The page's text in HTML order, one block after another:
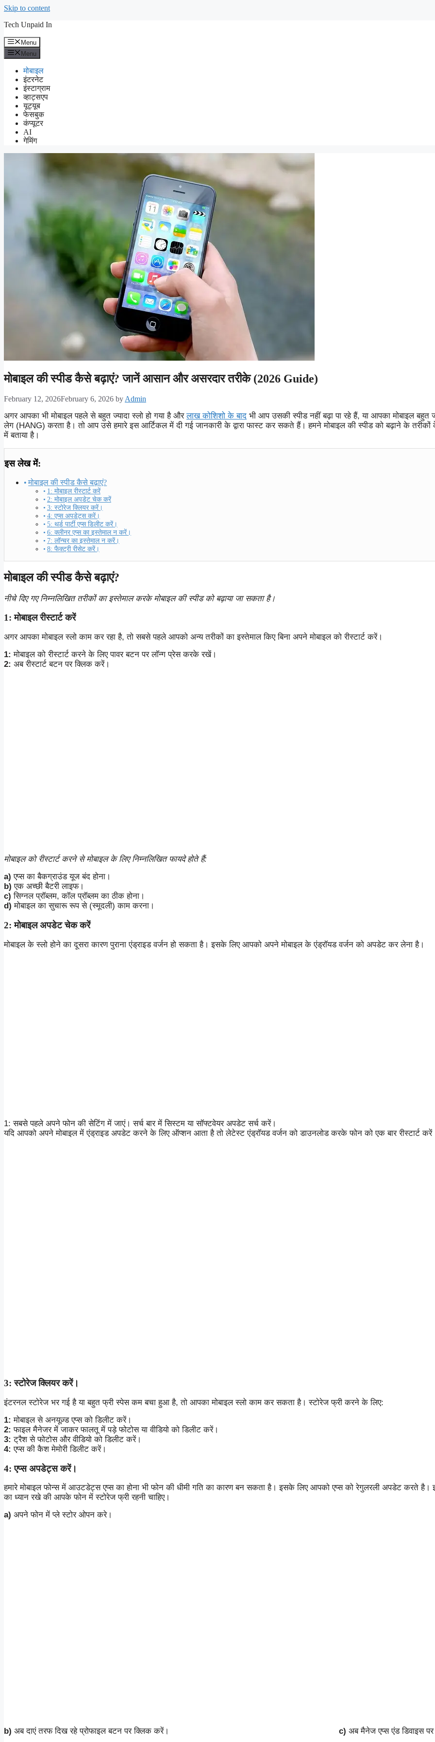
Skip to content
Tech Unpaid In
Menu
Menu
मोबाइल
इंटरनेट
इंस्टाग्राम
व्हाट्सएप
यूट्यूब
फेसबुक
कंप्यूटर
AI
गेमिंग
मोबाइल की स्पीड कैसे बढ़ाएं? जानें आसान और असरदार तरीके (2026 Guide)
February 12, 2026February 6, 2026 byAdmin
अगर आपका भी मोबाइल पहले से बहुत ज्यादा स्लो हो गया है औरलाख कोशिशो के बाद भी आप उसकी स्पीड नहीं बढ़ा पा रहे हैं, या आपका मोबाइल बहुत
लेग (HANG) करता है। तो आप उसे हमारे इस आर्टिकल में दी गई जानकारी के द्वारा फास्ट कर सकते हैं। हमने मोबाइल की स्पीड को बढ़ाने के तरीकों
में बताया है।
इस लेख में:
मोबाइल की स्पीड कैसे बढ़ाएं?
1: मोबाइल रीस्टार्ट करें
2: मोबाइल अपडेट चेक करें
3: स्टोरेज क्लियर करें।
4: एप्स अपडेट्स करें।
5: थर्ड पार्टी एप्स डिलीट करें।
6: क्लीनर एप्स का इस्तेमाल न करें।
7: लॉन्चर का इस्तेमाल न करें।
8: फैक्ट्री रीसेट करें।
मोबाइल की स्पीड कैसे बढ़ाएं?
नीचे दिए गए निम्नलिखित तरीकों का इस्तेमाल करके मोबाइल की स्पीड को बढ़ाया जा सकता है।
1: मोबाइल रीस्टार्ट करें
अगर आपका मोबाइल स्लो काम कर रहा है, तो सबसे पहले आपको अन्य तरीकों का इस्तेमाल किए बिना अपने मोबाइल को रीस्टार्ट करें।
1: मोबाइल को रीस्टार्ट करने के लिए पावर बटन पर लॉन्ग प्रेस करके रखें।
2: अब रीस्टार्ट बटन पर क्लिक करें।
मोबाइल को रीस्टार्ट करने से मोबाइल के लिए निम्नलिखित फायदे होते हैं:
a)एप्स का बैकग्राउंड यूज बंद होना।
b) एक अच्छी बैटरी लाइफ।
c) सिग्नल प्रॉब्लम, कॉल प्रॉब्लम का ठीक होना।
d) मोबाइल का सुचारू रूप से (स्मूदली) काम करना।
2: मोबाइल अपडेट चेक करें
मोबाइल के स्लो होने का दूसरा कारण पुराना एंड्राइड वर्जन हो सकता है। इसके लिए आपको अपने मोबाइल के एंड्रॉयड वर्जन को अपडेट कर लेना है।
1: सबसे पहले अपने फोन की सेटिंग में जाएं। सर्च बार में सिस्टम या सॉफ्टवेयर अपडेट सर्च करें।
यदि आपको अपने मोबाइल में एंड्राइड अपडेट करने के लिए ऑप्शन आता है तो लेटेस्ट एंड्रॉयड वर्जन को डाउनलोड करके फोन को एक बार रीस्टार्ट
3: स्टोरेज क्लियर करें।
इंटरनल स्टोरेज भर गई है या बहुत फ्री स्पेस कम बचा हुआ है, तो आपका मोबाइल स्लो काम कर सकता है। स्टोरेज फ्री करने के लिए:
1: मोबाइल से अनयूज़्ड एप्स को डिलीट करें।
2: फाइल मैनेजर में जाकर फालतू में पड़े फोटोस या वीडियो को डिलीट करें।
3:ट्रैश से फोटोस और वीडियो को डिलीट करें।
4: एप्स की कैश मेमोरी डिलीट करें।
4: एप्स अपडेट्स करें।
हमारे मोबाइल फोन्स में आउटडेट्स एप्स का होना भी फोन की धीमी गति का कारण बन सकता है। इसके लिए आपको एप्स को रेगुलरली अपडेट करते है।
का ध्यान रखे की आपके फोन में स्टोरेज फ्री रहनी चाहिए।
a) अपने फोन में प्ले स्टोर ओपन करे।
b) अब दाएं तरफ दिख रहे प्रोफाइल बटन पर क्लिक करें। c) अब मैनेज एप्स एंड डिवाइस